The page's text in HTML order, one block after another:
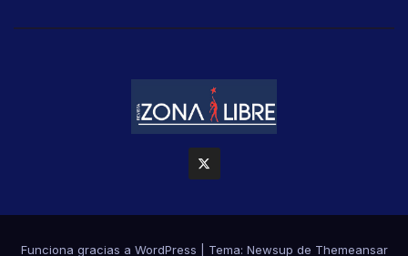
Funciona gracias a WordPress Tema: Newsup de Themeansar